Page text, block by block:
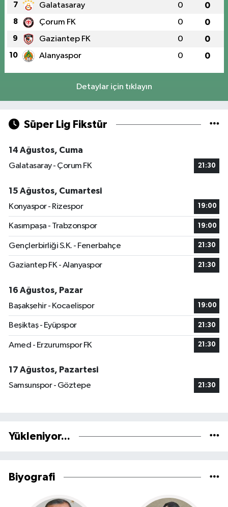
7 Galatasaray 0 0
8 Çorum FK 0 0
9 Gaziantep FK 0 0
10 Alanyaspor 0 0
Detaylar için tıklayın
Süper Lig Fikstür
14 Ağustos, Cuma
Galatasaray - Çorum FK
21:30
15 Ağustos, Cumartesi
Konyaspor - Rizespor
19:00
Kasımpaşa - Trabzonspor 19:00
Gençlerbirliği S.K. - Fenerbahçe 21:30
Gaziantep FK - Alanyaspor 21:30
16 Ağustos, Pazar
Başakşehir - Kocaelispor
19:00
Beşiktaş - Eyüpspor 21:30
Amed - Erzurumspor FK 21:30
17 Ağustos, Pazartesi
Samsunspor - Göztepe
21:30
Yükleniyor...
Biyografi